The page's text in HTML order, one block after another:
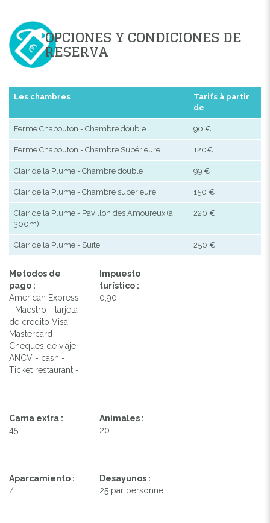
OPCIONES Y CONDICIONES DE
RESERVA
Les chambres
Tarifs à partir
de
Ferme Chapouton - Chambre double 90 €
Ferme Chapouton - Chambre Supérieure 120€
Clair de la Plume - Chambre double 99 €
Clair de la Plume - Chambre supérieure 150 €
Clair de la Plume - Pavillon des Amoureux (à
300m)
220 €
Clair de la Plume - Suite 250 €
Metodos de
pago :
American Express
- Maestro - tarjeta
de credito Visa -
Mastercard -
Cheques de viaje
ANCV - cash -
Ticket restaurant -
Impuesto
turístico :
0,90
Cama extra :
45
Animales :
20
Aparcamiento :
/
Desayunos :
25 par personne